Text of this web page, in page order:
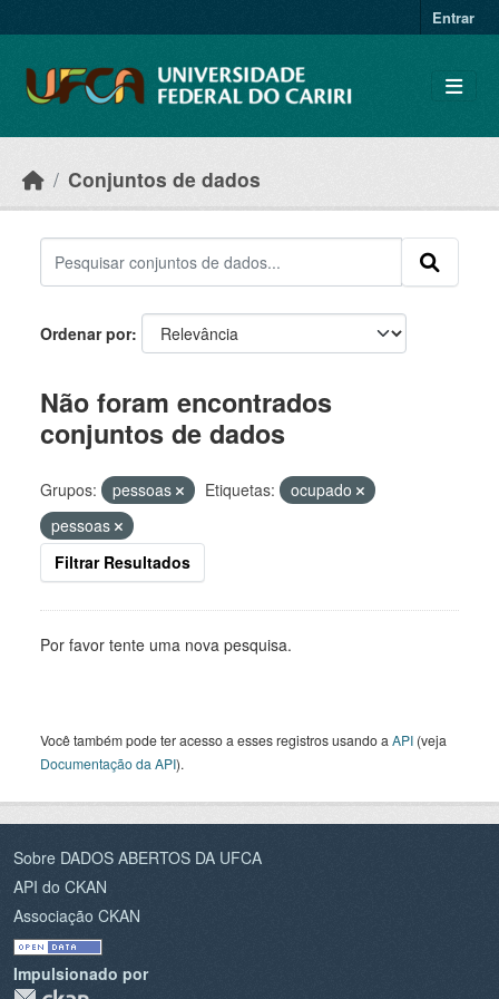
Entrar
Conjuntos de dados
Ordenar por
Não foram encontrados
conjuntos de dados
Grupos: pessoas Etiquetas:
ocupado
pessoas
Filtrar Resultados
Por favor tente uma nova pesquisa.
Você também pode ter acesso a esses registros usando a API (veja
Documentação da API).
Sobre DADOS ABERTOS DA UFCA
API do CKAN
Associação CKAN
Impulsionado por